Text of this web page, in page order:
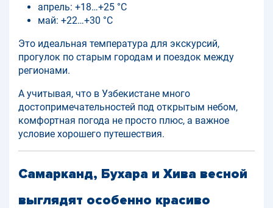
апрель: +18…+25 °C
май: +22…+30 °C
Это идеальная температура для экскурсий,
прогулок по старым городам и поездок между
регионами.
А учитывая, что в Узбекистане много
достопримечательностей под открытым небом,
комфортная погода не просто плюс, а важное
условие хорошего путешествия.
Самарканд, Бухара и Хива весной
выглядят особенно красиво